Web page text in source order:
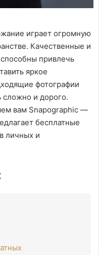
играет огромную
Качественные и
привлечь
яркое
фотографии
сложно и дорого.
вам Snapographic —
бесплатные
личных и